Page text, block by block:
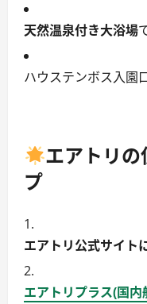
天然温泉付き大浴場
ハウステンボス入園
エアトリ
プ
エアトリ公式サイト
エアトリプラス(国内